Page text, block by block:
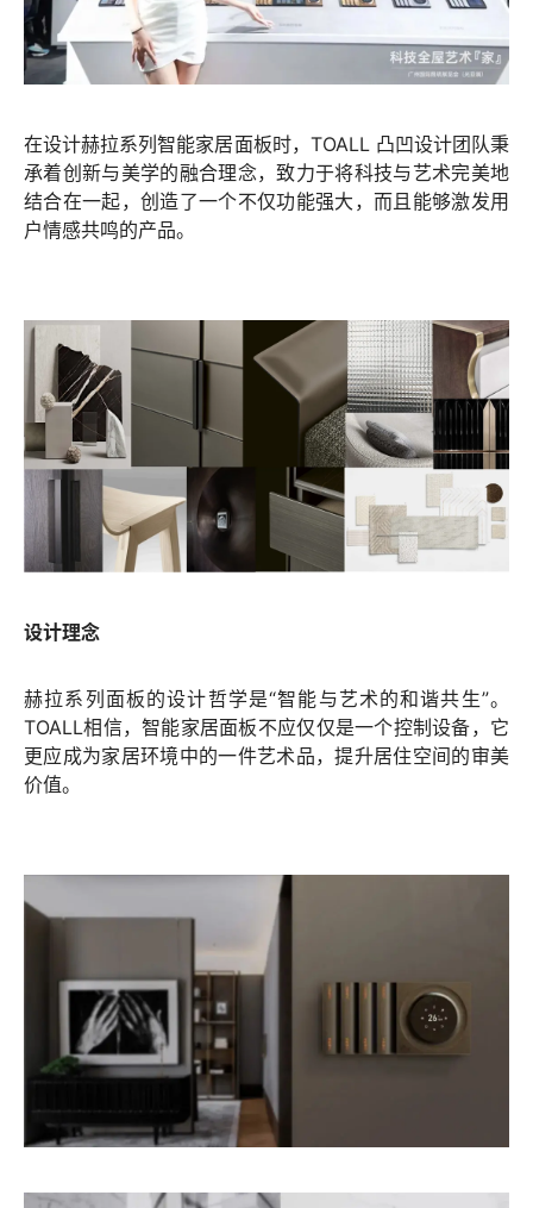
在设计赫拉系列智能家居面板时，TOALL 凸凹设计团队秉
承着创新与美学的融合理念，致力于将科技与艺术完美地
结合在一起，创造了一个不仅功能强大，而且能够激发用
户情感共鸣的产品。
设计理念
赫拉系列面板的设计哲学是“智能与艺术的和谐共生”。
TOALL相信，智能家居面板不应仅仅是一个控制设备，它
更应成为家居环境中的一件艺术品，提升居住空间的审美
价值。